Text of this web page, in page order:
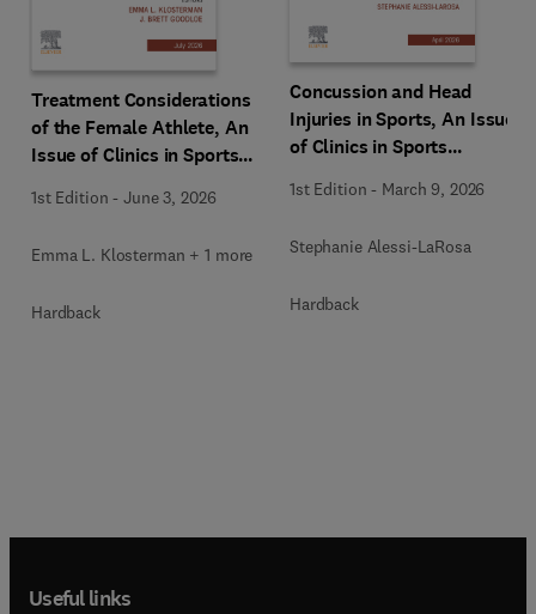
Treatment Considerations
of the Female Athlete, An
Issue of Clinics in Sports
1st Edition -June 3, 2026
Emma L. Klosterman + 1 more
Hardback
Concussion and Head
Injuries in Sports, An Issue
of Clinics in Sports
1st Edition - March 9, 2026
Stephanie Alessi-LaRosa
Hardback
Useful links